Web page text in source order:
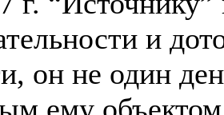
и
он не один